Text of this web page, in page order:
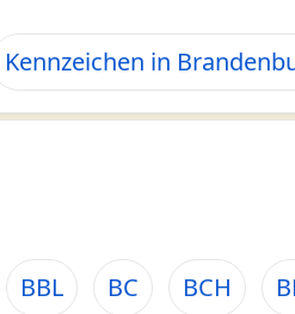
Kennzeichen in
BBL BC BCH